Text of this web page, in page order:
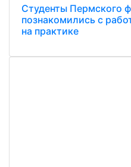
Студенты Пермского
познакомились с
на практике